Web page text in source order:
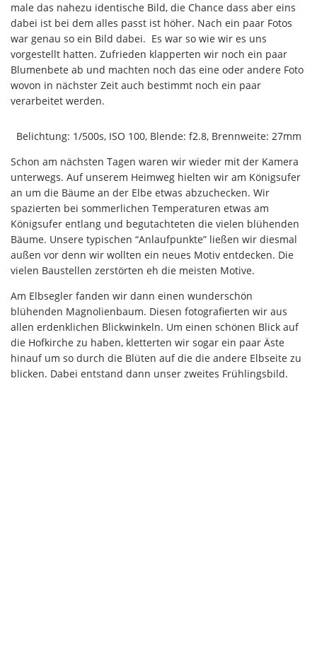
male das nahezu identische Bild, die Chance dass aber eins
dabei ist bei dem alles passt ist höher. Nach ein paar Fotos
war genau so ein Bild dabei. Es war so wie wir es uns
vorgestellt hatten. Zufrieden klapperten wir noch ein paar
Blumenbete ab und machten noch das eine oder andere Foto
wovon in nächster Zeit auch bestimmt noch ein paar
verarbeitet werden.
Belichtung: 1/500s, ISO 100, Blende: f2.8, Brennweite: 27mm
Schon am nächsten Tagen waren wir wieder mit der Kamera
unterwegs. Auf unserem Heimweg hielten wir am Königsufer
an um die Bäume an der Elbe etwas abzuchecken. Wir
spazierten bei sommerlichen Temperaturen etwas am
Königsufer entlang und begutachteten die vielen blühenden
Bäume. Unsere typischen “Anlaufpunkte” ließen wir diesmal
außen vor denn wir wollten ein neues Motiv entdecken. Die
vielen Baustellen zerstörten eh die meisten Motive.
Am Elbsegler fanden wir dann einen wunderschön
blühenden Magnolienbaum. Diesen fotografierten wir aus
allen erdenklichen Blickwinkeln. Um einen schönen Blick auf
die Hofkirche zu haben, kletterten wir sogar ein paar Äste
hinauf um so durch die Blüten auf die die andere Elbseite zu
blicken. Dabei entstand dann unser zweites Frühlingsbild.